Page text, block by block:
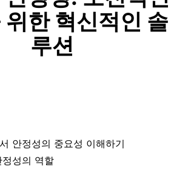
위한 혁신적인 솔
루션
안정성의 중요성 이해하기
성의 역할